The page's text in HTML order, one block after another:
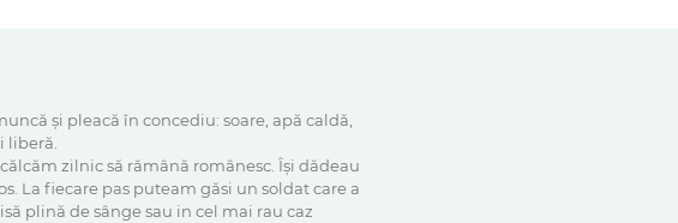
și pleacă în concediu: soare, apă caldă,
liberă.
zilnic să rămână românesc. Își dădeau
La fiecare pas puteam găsi un soldat care a
plină de sânge sau in cel mai rau caz